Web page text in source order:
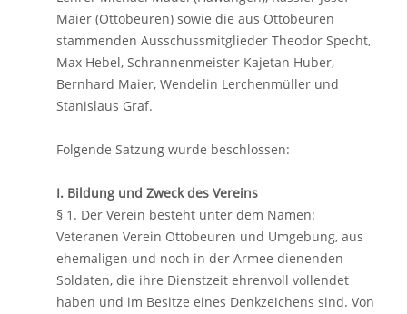
Maier (Ottobeuren) sowie die aus Ottobeuren
stammenden Ausschussmitglieder Theodor Specht,
Max Hebel, Schrannenmeister Kajetan Huber,
Bernhard Maier, Wendelin Lerchenmüller und
Stanislaus Graf.
Folgende Satzung wurde beschlossen:
I. Bildung und Zweck des Vereins
§ 1. Der Verein besteht unter dem Namen:
Veteranen Verein Ottobeuren und Umgebung, aus
ehemaligen und noch in der Armee dienenden
Soldaten, die ihre Dienstzeit ehrenvoll vollendet
haben und im Besitze eines Denkzeichens sind. Von